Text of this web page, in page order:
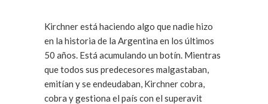
Kirchner está haciendo algo que nadie hizo
en la historia de la Argentina en los últimos
50 años. Está acumulando un botín. Mientras
que todos sus predecesores malgastaban,
emitían y se endeudaban, Kirchner cobra,
cobra y gestiona el país con el superavit